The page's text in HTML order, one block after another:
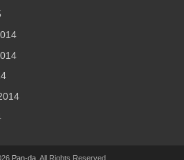
Pan-da. All Rights Reserved.